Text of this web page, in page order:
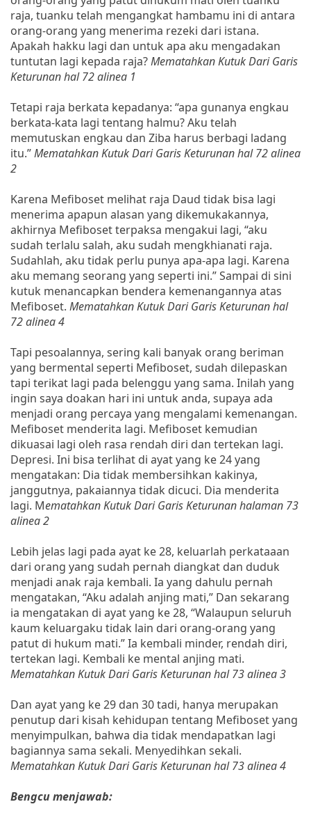
raja, tuanku telah mengangkat hambamu ini di antara
orang-orang yang menerima rezeki dari istana.
Apakah hakku lagi dan untuk apa aku mengadakan
tuntutan lagi kepada raja?Mematahkan Kutuk Dari Garis
Keturunan hal 72 alinea 1
Tetapi raja berkata kepadanya: “apa gunanya engkau
berkata-kata lagi tentang halmu? Aku telah
memutuskan engkau dan Ziba harus berbagi ladang
itu.”Mematahkan Kutuk Dari Garis Keturunan hal 72 alinea
2
Karena Mefiboset melihat raja Daud tidak bisa lagi
menerima apapun alasan yang dikemukakannya,
akhirnya Mefiboset terpaksa mengakui lagi, “aku
sudah terlalu salah, aku sudah mengkhianati raja.
Sudahlah, aku tidak perlu punya apa-apa lagi. Karena
aku memang seorang yang seperti ini.” Sampai di sini
kutuk menancapkan bendera kemenangannya atas
Mefiboset. Mematahkan Kutuk Dari Garis Keturunan hal
72 alinea 4
Tapi pesoalannya, sering kali banyak orang beriman
yang bermental seperti Mefiboset, sudah dilepaskan
tapi terikat lagi pada belenggu yang sama. Inilah yang
ingin saya doakan hari ini untuk anda, supaya ada
menjadi orang percaya yang mengalami kemenangan.
Mefiboset menderita lagi. Mefiboset kemudian
dikuasai lagi oleh rasa rendah diri dan tertekan lagi.
Depresi. Ini bisa terlihat di ayat yang ke 24 yang
mengatakan: Dia tidak membersihkan kakinya,
janggutnya, pakaiannya tidak dicuci. Dia menderita
lagi. Mematahkan Kutuk Dari Garis Keturunan halaman 73
alinea 2
Lebih jelas lagi pada ayat ke 28, keluarlah perkataaan
dari orang yang sudah pernah diangkat dan duduk
menjadi anak raja kembali. Ia yang dahulu pernah
mengatakan, “Aku adalah anjing mati,” Dan sekarang
ia mengatakan di ayat yang ke 28, “Walaupun seluruh
kaum keluargaku tidak lain dari orang-orang yang
patut di hukum mati.” Ia kembali minder, rendah diri,
tertekan lagi. Kembali ke mental anjing mati.
Mematahkan Kutuk Dari Garis Keturunan hal 73 alinea 3
Dan ayat yang ke 29 dan 30 tadi, hanya merupakan
penutup dari kisah kehidupan tentang Mefiboset yang
menyimpulkan, bahwa dia tidak mendapatkan lagi
bagiannya sama sekali. Menyedihkan sekali.
Mematahkan Kutuk Dari Garis Keturunan hal 73 alinea 4
Bengcu menjawab: